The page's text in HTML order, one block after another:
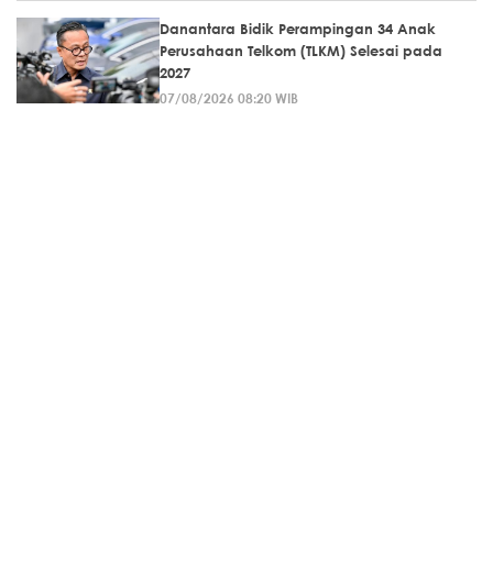
Danantara Bidik Perampingan 34 Anak
Perusahaan Telkom (TLKM) Selesai pada
2027
07/08/2026 08:20 WIB